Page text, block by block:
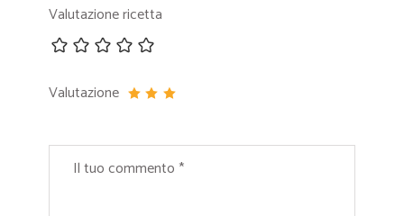
Valutazione ricetta
Valutazione